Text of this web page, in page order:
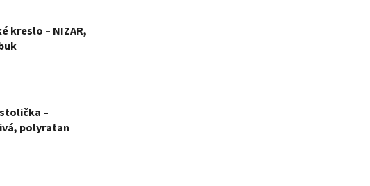
kreslo – NIZAR,
–
polyratan